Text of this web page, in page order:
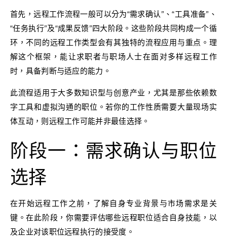
首先，远程工作流程一般可以分为“需求确认”、“工具准备”、
“任务执行”及“成果反馈”四大阶段。这些阶段共同构成一个循
环，不同的远程工作类型会有其独特的流程应用与重点。理
解这个框架，能让求职者与职场人士在面对多样远程工作
时，具备判断与适应的能力。
此流程适用于大多数知识型与创意产业，尤其是那些依赖数
字工具和虚拟沟通的职位。若你的工作性质需要大量现场实
体互动，则远程工作可能并非最佳选择。
阶段一：需求确认与职位
选择
在开始远程工作之前，了解自身专业背景与市场需求是关
键。在此阶段，你需要评估哪些远程职位适合自身技能，以
及企业对该职位远程执行的接受度。